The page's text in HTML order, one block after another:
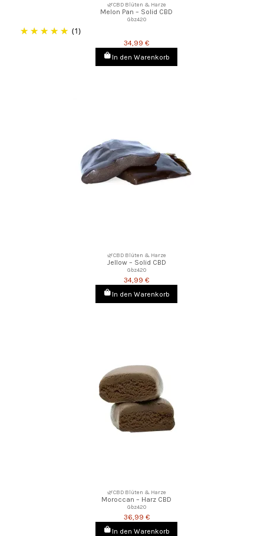
🌿CBD Blüten & Harze
Melon Pan – Solid CBD
Gbz420
(1)
34,99 €
In den Warenkorb
🌿CBD Blüten & Harze
Jellow – Solid CBD
Gbz420
34,99 €
In den Warenkorb
🌿CBD Blüten & Harze
Moroccan – Harz CBD
Gbz420
36,99 €
In den Warenkorb